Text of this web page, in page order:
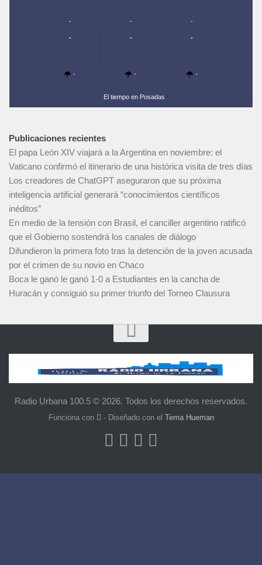
-
-
-
-
-
-
-
-
-
El tiempo en Posadas
Publicaciones recientes
El papa León XIV viajará a la Argentina en noviembre: el
Vaticano confirmó el itinerario de una histórica visita de tres días
Los creadores de ChatGPT aseguraron que su próxima
inteligencia artificial generará “conocimientos científicos
inéditos”
En medio de la tensión con Brasil, el canciller argentino ratificó
que el Gobierno sostendrá los canales de diálogo
Difundieron la primera foto tras la detención de la joven acusada
por el crimen de su novio en Chaco
Boca le ganó le ganó 1-0 a Estudiantes en la cancha de
Huracán y consiguió su primer triunfo del Torneo Clausura
Radio Urbana 100.5 © 2026. Todos los derechos reservados.
Funciona con - Diseñado con el Tema Hueman